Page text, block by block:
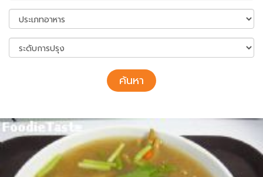
ค้นหา